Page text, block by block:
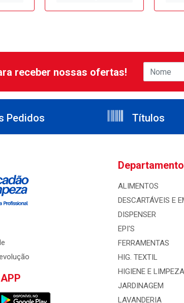
receber nossas ofertas!
Pedidos Títulos
ALIMENTOS
DESCARTÁVEIS E
DISPENSER
EPI'S
FERRAMENTAS
HIG. TEXTIL
HIGIENE E LIMPEZA
JARDINAGEM
LAVANDERIA